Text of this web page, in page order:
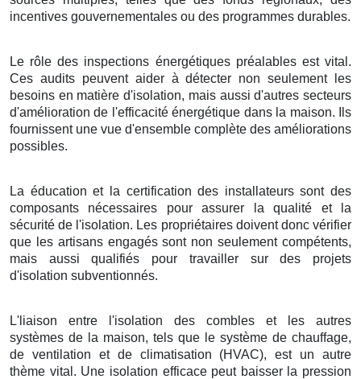
incentives gouvernementales ou des programmes durables.
Le rôle des inspections énergétiques préalables est vital.
Ces audits peuvent aider à détecter non seulement les
besoins en matière d'isolation, mais aussi d'autres secteurs
d'amélioration de l'efficacité énergétique dans la maison. Ils
fournissent une vue d'ensemble complète des améliorations
possibles.
La éducation et la certification des installateurs sont des
composants nécessaires pour assurer la qualité et la
sécurité de l'isolation. Les propriétaires doivent donc vérifier
que les artisans engagés sont non seulement compétents,
mais aussi qualifiés pour travailler sur des projets
d'isolation subventionnés.
L'liaison entre l'isolation des combles et les autres
systèmes de la maison, tels que le système de chauffage,
de ventilation et de climatisation (HVAC), est un autre
thème vital. Une isolation efficace peut baisser la pression